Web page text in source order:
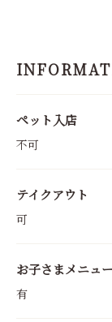
ペット入店
不可
テイクアウト
可
お子さまメニュー
有